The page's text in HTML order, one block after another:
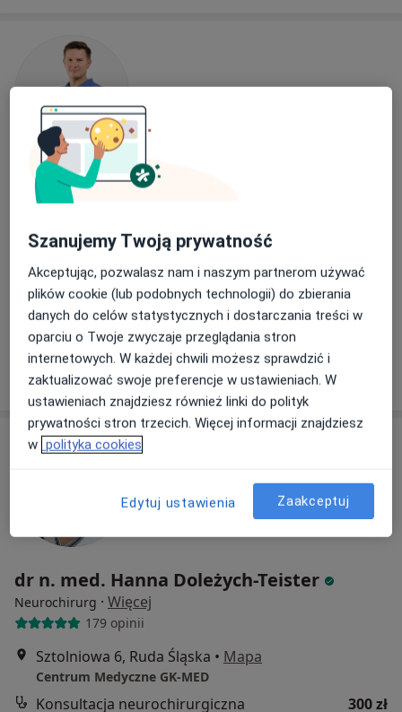
mgr Adrian Borowicz
Fizjoterapeuta
Centrum Medyczne 311
Konsultacja fizjoterapeutyczna
Poproś o wizytę
dr n. med. Hanna Doleżych-Teister
Neurochirurg · Więcej
179 opinii
Sztolniowa 6, Ruda Śląska • Mapa
Centrum Medyczne GK-MED
Konsultacja neurochirurgiczna
300 zł
Szanujemy Twoją prywatność
Akceptując, pozwalasz nam i naszym partnerom używać
plików cookie (lub podobnych technologii) do zbierania
danych do celów statystycznych i dostarczania treści w
oparciu o Twoje zwyczaje przeglądania stron
internetowych. W każdej chwili możesz sprawdzić i
zaktualizować swoje preferencje w ustawieniach. W
ustawieniach znajdziesz również linki do polityk
prywatności stron trzecich. Więcej informacji znajdziesz
w polityka cookies
Edytuj ustawienia Zaakceptuj